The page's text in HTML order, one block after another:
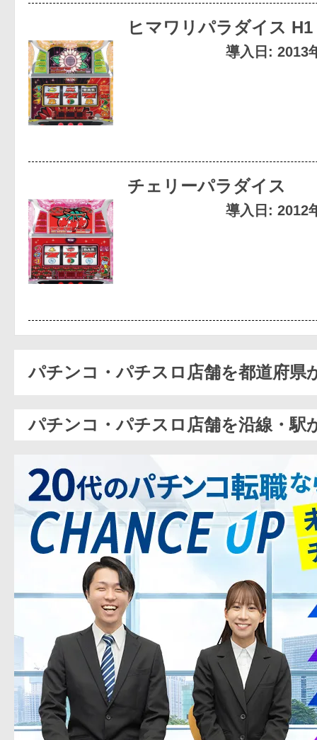
ヒマワリパラダイス H1
導入日: 2013
チェリーパラダイス
導入日: 2012
パチンコ・パチスロ店舗を都道府県
パチンコ・パチスロ店舗を沿線・駅